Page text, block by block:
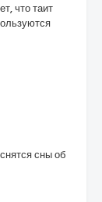
что таит
сны об